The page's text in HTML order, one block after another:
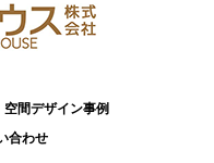
空間デザイン事例
合わせ